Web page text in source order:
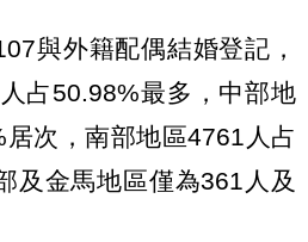
與外籍配偶結婚登記，
占50.98%最多，中部地
次，南部地區4761人占
及金馬地區僅為361人及